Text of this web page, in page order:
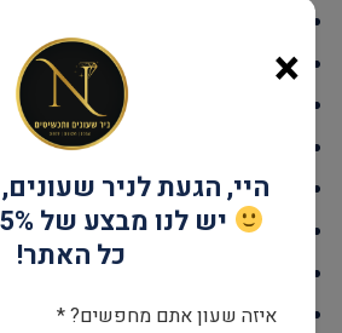
עמידות במים: עד 30 מטר
אחריות: שנתיים יבואן רשמי
קוטר: 33 מ"מ
מנגנון: SWISS RONDA 762
זכוכית: ציפוי ספיר קריסטל
צבע: כסף
×
היי, הגעת לניר
כל האתר!
איזה שעון אתם מחפשים? *